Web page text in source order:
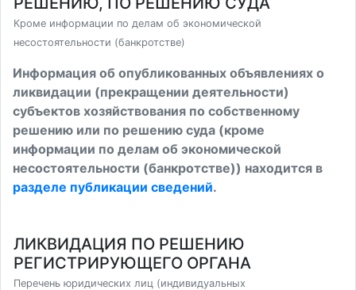
Кроме информации по делам об экономической
несостоятельности (банкротстве)
Информация об опубликованных объявлениях о
ликвидации (прекращении деятельности)
субъектов хозяйствования по собственному
решению или по решению суда (кроме
информации по делам об экономической
несостоятельности (банкротстве)) находится в
разделе публикации сведений.
ЛИКВИДАЦИЯ ПО РЕШЕНИЮ
РЕГИСТРИРУЮЩЕГО ОРГАНА
Перечень юридических лиц (индивидуальных